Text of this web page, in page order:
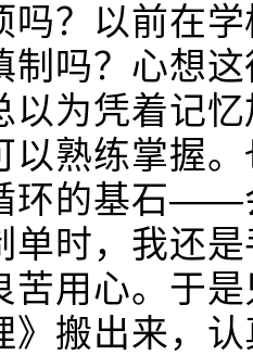
吗？以前在
制吗？心想
以为凭着记
以熟练掌握
环的基石——
单时，我还
苦用心。于
》搬出来，